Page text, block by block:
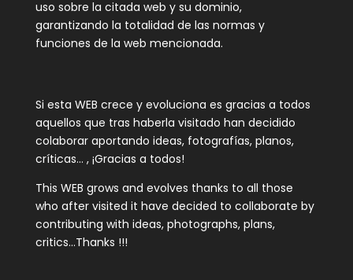
uso sobre la citada web y su dominio,
garantizando la totalidad de las normas y
funciones de la web mencionada.
Si esta WEB crece y evoluciona es gracias a todos
aquellos que tras haberla visitado han decidido
colaborar aportando ideas, fotografías, planos,
críticas… , ¡Gracias a todos!
This WEB grows and evolves thanks to all those
who after visited it have decided to collaborate by
contributing with ideas, photographs, plans,
critics…Thanks !!!